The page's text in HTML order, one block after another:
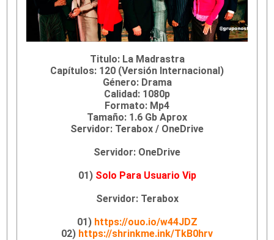
Titulo: La Madrastra
Capítulos: 120 (Versión Internacional)
Género: Drama
Calidad: 1080p
Formato: Mp4
Tamaño: 1.6 Gb Aprox
Servidor: Terabox / OneDrive
Servidor: OneDrive
01) Solo Para Usuario Vip
Servidor: Terabox
01) https://ouo.io/w44JDZ
02) https://shrinkme.ink/TkB0hrv